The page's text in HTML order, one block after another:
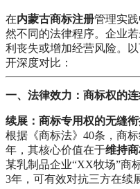
在内蒙古商标注册管理实
然不同的法律程序。企业
利丧失或增加经营风险。
开深度对比：
一、法律效力：商标权的
续展：商标专用权的无缝
根据《商标法》40条，商
年，其核心价值在于维持
某乳制品企业“XX牧场”商
3年，可有效对抗三方在续